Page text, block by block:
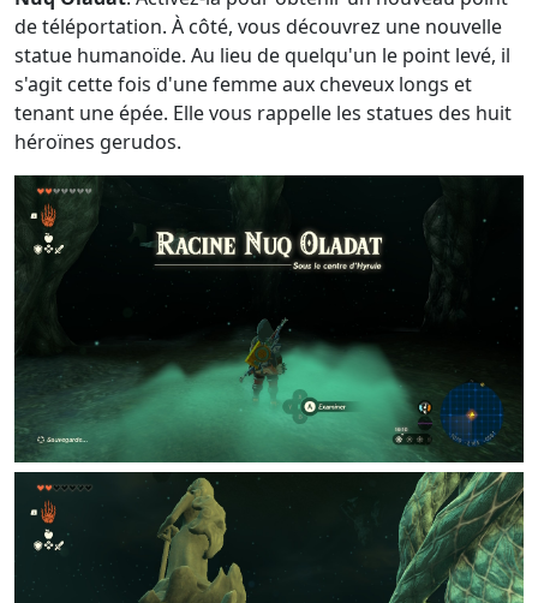
de téléportation. À côté, vous découvrez une nouvelle
statue humanoïde. Au lieu de quelqu'un le point levé, il
s'agit cette fois d'une femme aux cheveux longs et
tenant une épée. Elle vous rappelle les statues des huit
héroïnes gerudos.